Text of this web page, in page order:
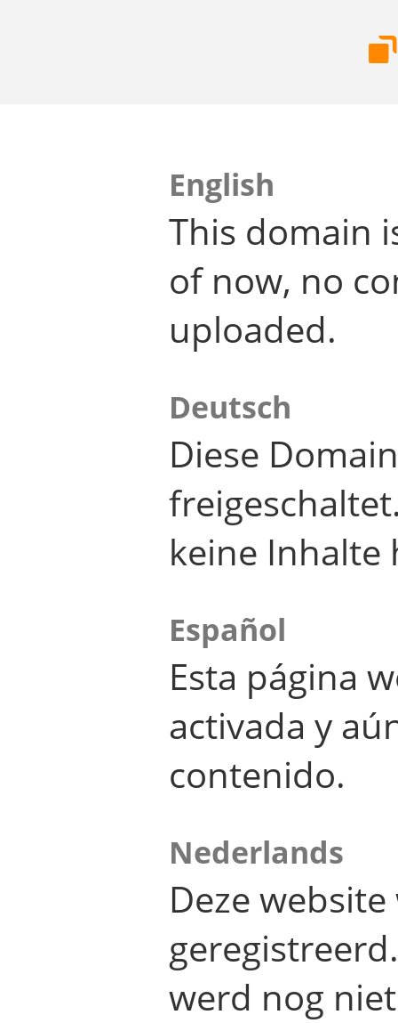
English
This domain
of now, no
uploaded.
Deutsch
Diese
keine Inhalte
Español
Esta página
activada y
contenido.
Nederlands
Deze
werd nog